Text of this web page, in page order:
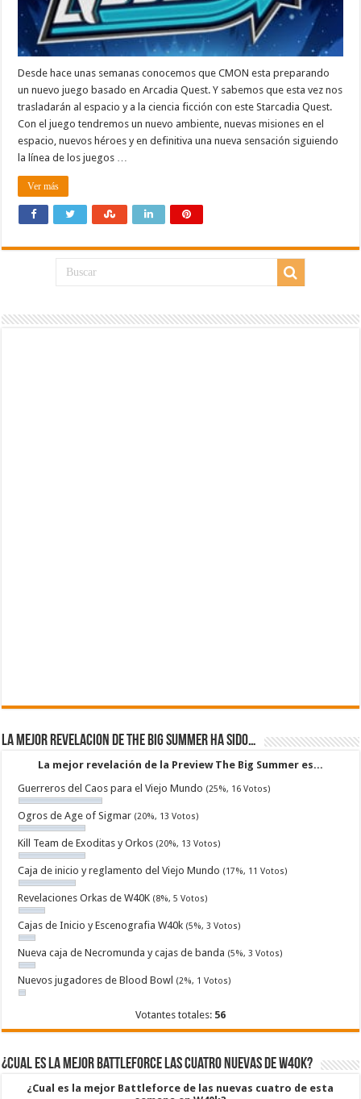
Desde hace unas semanas conocemos que CMON esta preparando
un nuevo juego basado en Arcadia Quest. Y sabemos que esta vez nos
trasladarán al espacio y a la ciencia ficción con este Starcadia Quest.
Con el juego tendremos un nuevo ambiente, nuevas misiones en el
espacio, nuevos héroes y en definitiva una nueva sensación siguiendo
la línea de los juegos …
Ver más
La mejor revelacion de The Big Summer ha sido…
La mejor revelación de la Preview The Big Summer es...
Guerreros del Caos para el Viejo Mundo (25%, 16 Votos)
Ogros de Age of Sigmar (20%, 13 Votos)
Kill Team de Exoditas y Orkos (20%, 13 Votos)
Caja de inicio y reglamento del Viejo Mundo (17%, 11 Votos)
Revelaciones Orkas de W40K (8%, 5 Votos)
Cajas de Inicio y Escenografia W40k (5%, 3 Votos)
Nueva caja de Necromunda y cajas de banda (5%, 3 Votos)
Nuevos jugadores de Blood Bowl (2%, 1 Votos)
Votantes totales: 56
¿Cual es la mejor Battleforce las cuatro nuevas de W40k?
¿Cual es la mejor Battleforce de las nuevas cuatro de esta